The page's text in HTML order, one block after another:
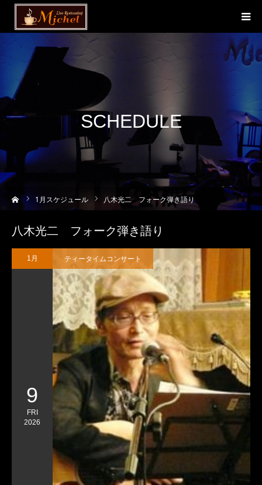
SCHEDULE
1 月スケジュール 八木光二 フォーク弾き語り
八木光二 フォーク弾き語り
1月
9
FRI
2026
ティータイムコンサート